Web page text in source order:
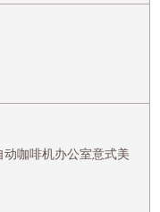
咖啡机办公室意式美